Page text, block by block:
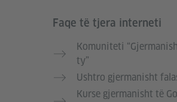
Faqe të tjera interneti
Komuniteti
ty”
Ushtro gjermanisht
Kurse gjermanisht të